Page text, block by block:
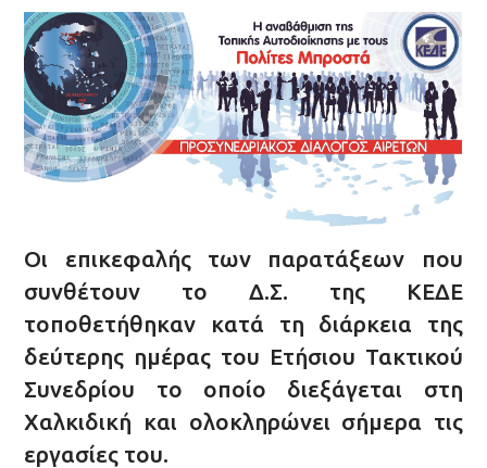
Οι επικεφαλής των παρατάξεων που
συνθέτουν το Δ.Σ. της ΚΕΔΕ
τοποθετήθηκαν κατά τη διάρκεια της
δεύτερης ημέρας του Ετήσιου Τακτικού
Συνεδρίου το οποίο διεξάγεται στη
Χαλκιδική και ολοκληρώνει σήμερα τις
εργασίες του.